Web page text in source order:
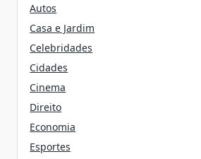
Autos
Casa e Jardim
Celebridades
Cidades
Cinema
Direito
Economia
Esportes